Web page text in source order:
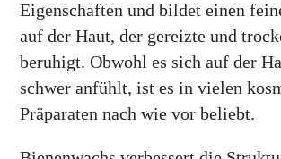
Eigenschaften und bildet einen
auf der Haut, der gereizte und
beruhigt. Obwohl es sich auf der
schwer anfühlt, ist es in vielen
Präparaten nach wie vor beliebt.